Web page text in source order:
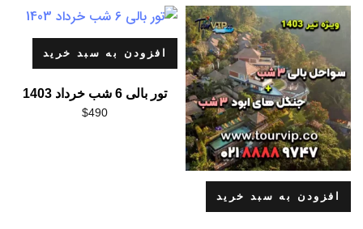
افزودن به سبد خرید
افزودن به سبد خرید
تور بالی 6 شب خرداد 1403
$490